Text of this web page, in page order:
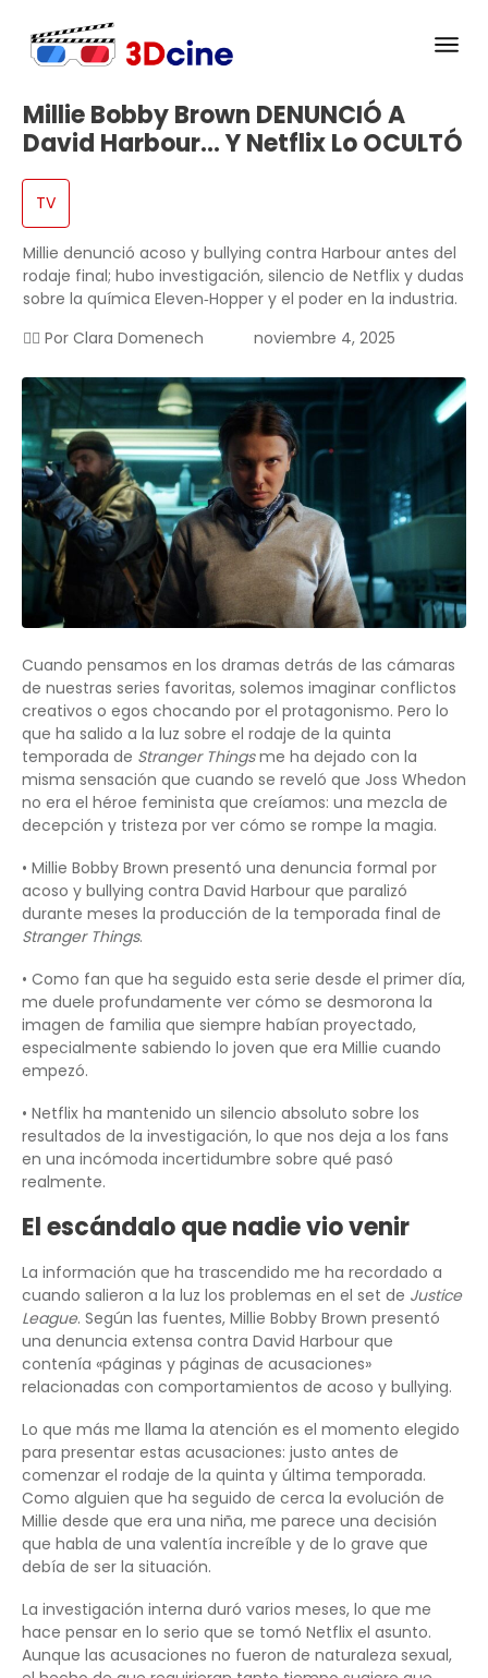
Millie Bobby Brown DENUNCIÓ A
David Harbour… Y Netflix Lo OCULTÓ
TV
Millie denunció acoso y bullying contra Harbour antes del
rodaje final; hubo investigación, silencio de Netflix y dudas
sobre la química Eleven‑Hopper y el poder en la industria.
✍🏻 Por Clara Domenech noviembre 4, 2025
Cuando pensamos en los dramas detrás de las cámaras
de nuestras series favoritas, solemos imaginar conflictos
creativos o egos chocando por el protagonismo. Pero lo
que ha salido a la luz sobre el rodaje de la quinta
temporada de Stranger Thingsme ha dejado con la
misma sensación que cuando se reveló que Joss Whedon
no era el héroe feminista que creíamos: una mezcla de
decepción y tristeza por ver cómo se rompe la magia.
• Millie Bobby Brown presentó una denuncia formal por
acoso y bullying contra David Harbour que paralizó
durante meses la producción de la temporada final de
Stranger Things.
• Como fan que ha seguido esta serie desde el primer día,
me duele profundamente ver cómo se desmorona la
imagen de familia que siempre habían proyectado,
especialmente sabiendo lo joven que era Millie cuando
empezó.
• Netflix ha mantenido un silencio absoluto sobre los
resultados de la investigación, lo que nos deja a los fans
en una incómoda incertidumbre sobre qué pasó
realmente.
El escándalo que nadie vio venir
La información que ha trascendido me ha recordado a
cuando salieron a la luz los problemas en el set de Justice
League. Según las fuentes, Millie Bobby Brown presentó
una denuncia extensa contra David Harbour que
contenía «páginas y páginas de acusaciones»
relacionadas con comportamientos de acoso y bullying.
Lo que más me llama la atención es el momento elegido
para presentar estas acusaciones: justo antes de
comenzar el rodaje de la quinta y última temporada.
Como alguien que ha seguido de cerca la evolución de
Millie desde que era una niña, me parece una decisión
que habla de una valentía increíble y de lo grave que
debía de ser la situación.
La investigación interna duró varios meses, lo que me
hace pensar en lo serio que se tomó Netflix el asunto.
Aunque las acusaciones no fueron de naturaleza sexual,